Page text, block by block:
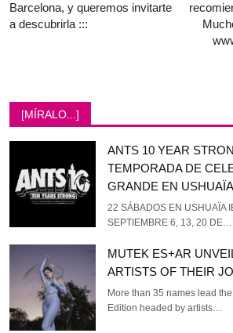
Barcelona, y queremos invitarte
a descubrirla :::
[MÍRALO...]
ANTS 10 YEAR
TEMPORADA DE
GRANDE EN
22 SÁBADOS EN USHUAÏA
SEPTIEMBRE 6, 13, 20 DE…
MUTEK ES+AR
ARTISTS OF THEIR
More than 35 names lead
Edition headed by artists…